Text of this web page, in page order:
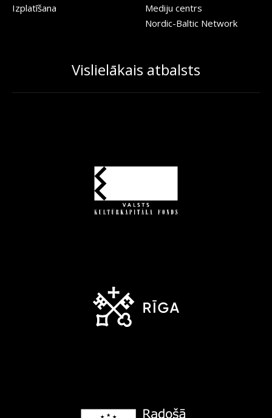
Izplatīšana
Mediju centrs
Nordic-Baltic Network
Vislielākais atbalsts